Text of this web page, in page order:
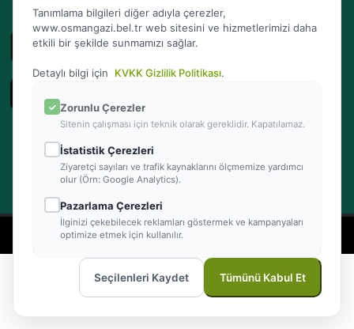
2026 © Osmangazi Belediyesi Tüm hakları saklıdır
Tanımlama bilgileri diğer adıyla çerezler,
www.osmangazi.bel.tr web sitesini ve hizmetlerimizi daha
etkili bir şekilde sunmamızı sağlar.
Detaylı bilgi için KVKK Gizlilik Politikası.
Zorunlu Çerezler
Sitenin çalışması için teknik olarak gereklidir. Kapatılamaz.
İstatistik Çerezleri
Ziyaretçi sayıları ve trafik kaynaklarını ölçmemize yardımcı
olur (Örn: Google Analytics).
Pazarlama Çerezleri
İlginizi çekebilecek reklamları göstermek ve kampanyaları
optimize etmek için kullanılır.
Seçilenleri Kaydet Tümünü Kabul Et